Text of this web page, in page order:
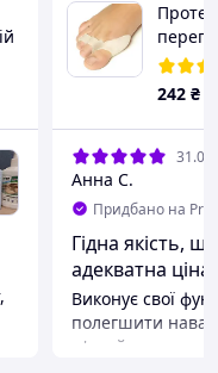
10
242 ₴
Анна С.
Придбано на
Гідна якість,
адекватна ціна.
Виконує свої
полегшити
м'який, але